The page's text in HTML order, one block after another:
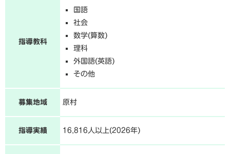
指導教科
国語
社会
数学(算数)
理科
外国語(英語)
その他
募集地域 原村
指導実績 16,816人以上(2026年)